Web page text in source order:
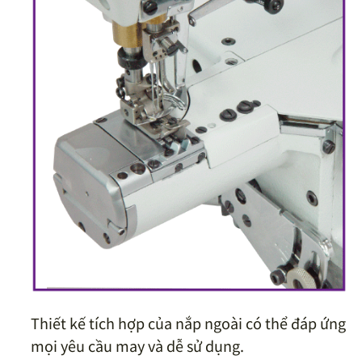
Thiết kế tích hợp của nắp ngoài có thể đáp ứng
mọi yêu cầu may và dễ sử dụng.